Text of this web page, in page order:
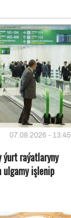
07.08.2026 - 13:45
ýurt raýatlaryny
ulgamy işlenip